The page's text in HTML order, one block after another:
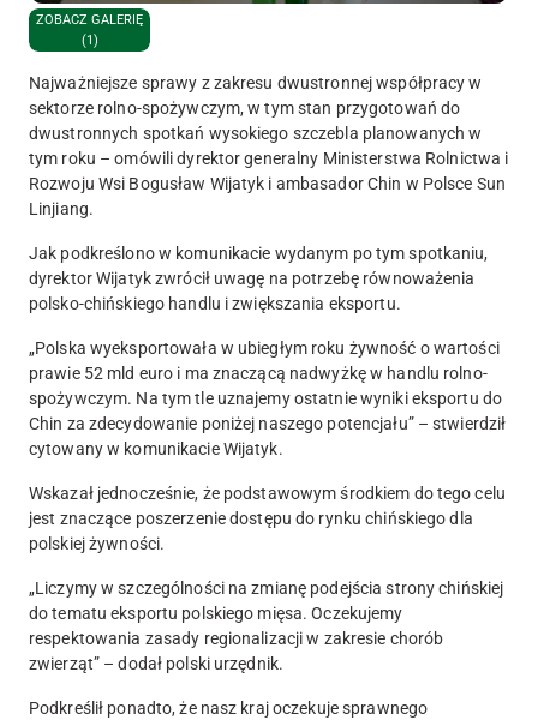
ZOBACZ GALERIĘ
(1)
Najważniejsze sprawy z zakresu dwustronnej współpracy w
sektorze rolno-spożywczym, w tym stan przygotowań do
dwustronnych spotkań wysokiego szczebla planowanych w
tym roku – omówili dyrektor generalny Ministerstwa Rolnictwa i
Rozwoju Wsi Bogusław Wijatyk i ambasador Chin w Polsce Sun
Linjiang.
Jak podkreślono w komunikacie wydanym po tym spotkaniu,
dyrektor Wijatyk zwrócił uwagę na potrzebę równoważenia
polsko-chińskiego handlu i zwiększania eksportu.
„Polska wyeksportowała w ubiegłym roku żywność o wartości
prawie 52 mld euro i ma znaczącą nadwyżkę w handlu rolno-
spożywczym. Na tym tle uznajemy ostatnie wyniki eksportu do
Chin za zdecydowanie poniżej naszego potencjału” – stwierdził
cytowany w komunikacie Wijatyk.
Wskazał jednocześnie, że podstawowym środkiem do tego celu
jest znaczące poszerzenie dostępu do rynku chińskiego dla
polskiej żywności.
„Liczymy w szczególności na zmianę podejścia strony chińskiej
do tematu eksportu polskiego mięsa. Oczekujemy
respektowania zasady regionalizacji w zakresie chorób
zwierząt” – dodał polski urzędnik.
Podkreślił ponadto, że nasz kraj oczekuje sprawnego